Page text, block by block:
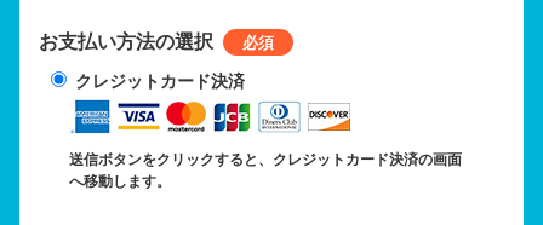
お支払い方法の選択
クレジットカード決済
送信ボタンをクリックすると、クレジットカード決済の画面
へ移動します。